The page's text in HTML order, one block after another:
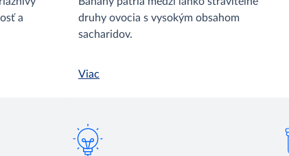
a
druhy ovocia s vysokým obsahom
sacharidov.
Viac